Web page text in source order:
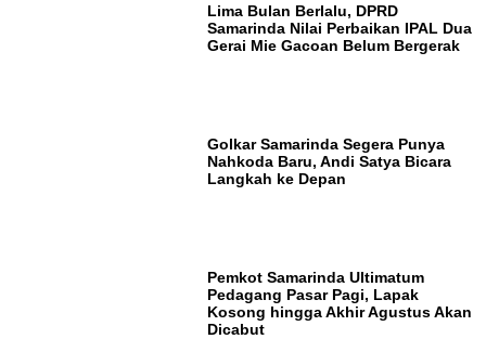
Lima Bulan Berlalu, DPRD
Samarinda Nilai Perbaikan IPAL Dua
Gerai Mie Gacoan Belum Bergerak
Golkar Samarinda Segera Punya
Nahkoda Baru, Andi Satya Bicara
Langkah ke Depan
Pemkot Samarinda Ultimatum
Pedagang Pasar Pagi, Lapak
Kosong hingga Akhir Agustus Akan
Dicabut